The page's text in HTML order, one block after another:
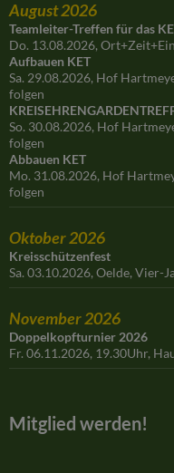
August 2026
Teamleiter-Treffen für das
Do. 13.08.2026,
Aufbauen KET
Sa. 29.08.2026, Hof
folgen
So. 30.08.2026, Hof
folgen
Abbauen KET
Mo. 31.08.2026, Hof
folgen
Oktober 2026
Kreisschützenfest
Sa. 03.10.2026, Oelde, Vier-
November 2026
Doppelkopfturnier 2026
Fr. 06.11.2026, 19.30Uhr,
Mitglied werden!